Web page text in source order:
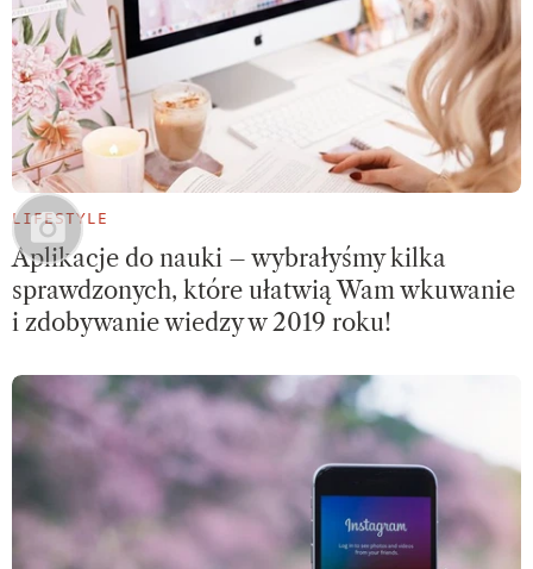
LIFESTYLE
Aplikacje do nauki – wybrałyśmy kilka
sprawdzonych, które ułatwią Wam wkuwanie
i zdobywanie wiedzy w 2019 roku!